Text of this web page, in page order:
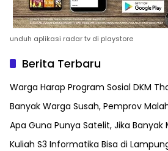
unduh aplikasi radar tv di playstore
Berita Terbaru
Warga Harap Program Sosial DKM
Banyak Warga Susah, Pemprov
Apa Guna Punya Satelit, Jika Banyak
Kuliah S3 Informatika Bisa di